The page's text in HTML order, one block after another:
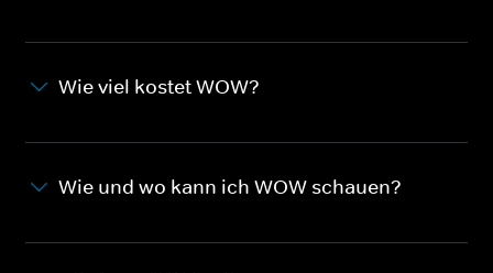
Wie viel kostet WOW?
Wie und wo kann ich WOW schauen?